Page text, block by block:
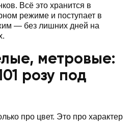
Всё это хранится в
режиме и поступает в
— без лишних дней на
метровые:
розу под
про цвет. Это про характер